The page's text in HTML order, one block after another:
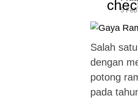
5
Salah
dengan
potong
pada